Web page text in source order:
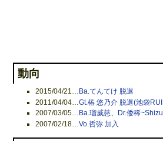
動向
2015/04/21… Ba.てんてけ 脱退
2011/04/04
Gt.椿 悠乃介 脱退(池袋
2007/03/05… Ba.瑠威慈、Dr.倭稀
2007/02/18…Vo.哲弥 加入